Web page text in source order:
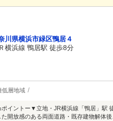
川県横浜市緑区鴨居４
横浜線 鴨居駅 徒歩8分
低層地域
ポイントー▼立地・JR横浜線「鴨居」駅
開放感のある両面道路・既存建物解体